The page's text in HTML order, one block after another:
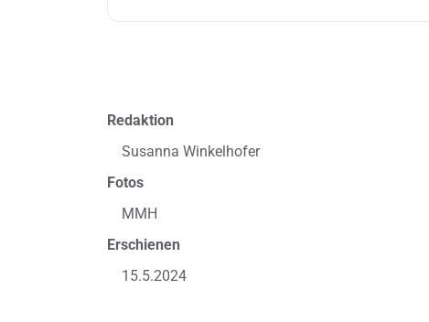
Redaktion
Susanna Winkelhofer
Fotos
MMH
Erschienen
15.5.2024